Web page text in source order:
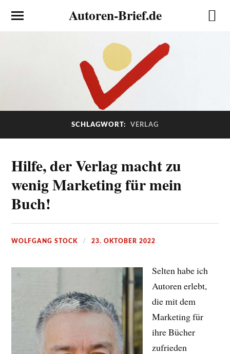
Autoren-Brief.de
SCHLAGWORT: VERLAG
Hilfe, der Verlag macht zu
wenig Marketing für mein
Buch!
WOLFGANG STOCK 23. OKTOBER 2022
Selten habe ich
Autoren erlebt,
die mit dem
Marketing für
ihre Bücher
zufrieden